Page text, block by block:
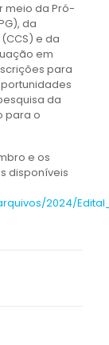
meio da Pró-
da
e da
em
para
da
para o
e os
disponíveis
2024/